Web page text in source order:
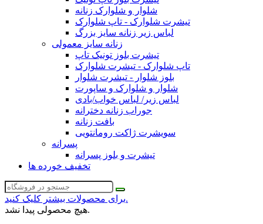
شلوار و شلوارک زنانه
تیشرت شلوارک - تاپ شلوارک
لباس زیر زنانه سایز بزرگ
زنانه سایز معمولی
تیشرت بلوز تونیک تاپ
تاپ شلوارک - تیشرت شلوارک
بلوز شلوار - تیشرت شلوار
شلوار و شلوارک و ساپورت
لباس زیر/ لباس خواب/بادی
جوراب زنانه دخترانه
بافت زنانه
سویشرت ژاکت رومانتویی
پسرانه
تیشرت و بلوز پسرانه
تخفیف خورده ها
برای محصولات بیشتر کلیک کنید.
هیچ محصولی پیدا نشد.